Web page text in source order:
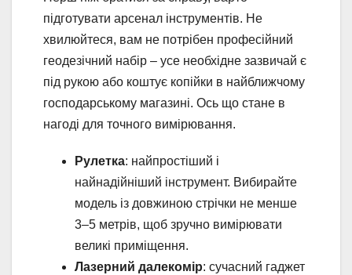
підготувати арсенал інструментів. Не
хвилюйтеся, вам не потрібен професійний
геодезічний набір – усе необхідне зазвичай є
під рукою або коштує копійки в найближчому
господарському магазині. Ось що стане в
нагоді для точного вимірювання.
Рулетка: найпростіший і
найнадійніший інструмент. Вибирайте
модель із довжиною стрічки не менше
3–5 метрів, щоб зручно вимірювати
великі приміщення.
Лазерний далекомір: сучасний гаджет